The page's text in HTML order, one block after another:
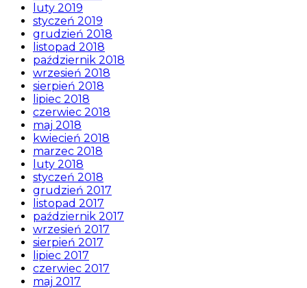
luty 2019
styczeń 2019
grudzień 2018
listopad 2018
październik 2018
wrzesień 2018
sierpień 2018
lipiec 2018
czerwiec 2018
maj 2018
kwiecień 2018
marzec 2018
luty 2018
styczeń 2018
grudzień 2017
listopad 2017
październik 2017
wrzesień 2017
sierpień 2017
lipiec 2017
czerwiec 2017
maj 2017